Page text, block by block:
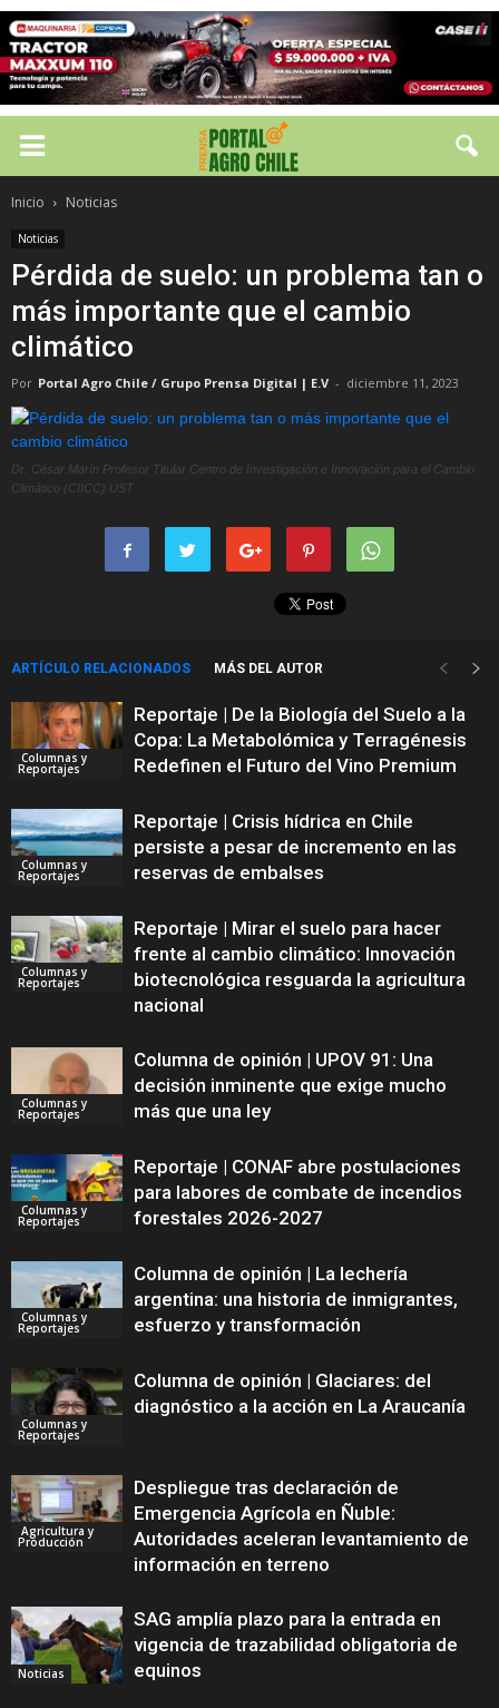
Inicio Noticias
Noticias
Pérdida de suelo: un problema tan o
más importante que el cambio
climático
Por Portal Agro Chile / Grupo Prensa Digital | E.V - diciembre 11, 2023
Dr. César Marín Profesor Titular Centro de Investigación e Innovación para el Cambio
Climático (CIICC) UST
ARTÍCULO RELACIONADOS MÁS DEL AUTOR
Columnas y
Reportajes
Reportaje | De la Biología del Suelo a la
Copa: La Metabolómica y Terragénesis
Redefinen el Futuro del Vino Premium
Columnas y
Reportajes
Reportaje | Crisis hídrica en Chile
persiste a pesar de incremento en las
reservas de embalses
Columnas y
Reportajes
Reportaje | Mirar el suelo para hacer
frente al cambio climático: Innovación
biotecnológica resguarda la agricultura
nacional
Columnas y
Reportajes
Columna de opinión | UPOV 91: Una
decisión inminente que exige mucho
más que una ley
Columnas y
Reportajes
Reportaje | CONAF abre postulaciones
para labores de combate de incendios
forestales 2026-2027
Columnas y
Reportajes
Columna de opinión | La lechería
argentina: una historia de inmigrantes,
esfuerzo y transformación
Columnas y
Reportajes
Columna de opinión | Glaciares: del
diagnóstico a la acción en La Araucanía
Agricultura y
Producción
Despliegue tras declaración de
Emergencia Agrícola en Ñuble:
Autoridades aceleran levantamiento de
información en terreno
Noticias
SAG amplía plazo para la entrada en
vigencia de trazabilidad obligatoria de
equinos